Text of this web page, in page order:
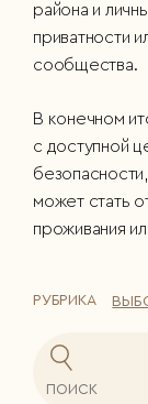
района и
приватности
сообщества.
В конечном
с доступной
может стать
проживания
РУБРИКА